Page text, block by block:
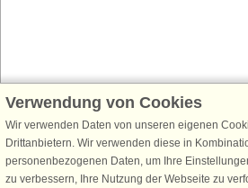
Schließen Sie sich 100.000 Ferienhaus-
Erhalten Sie einen Willkommensgutschein
Ferienhausurlaub - melden Sie sich einfach für
an. Verpassen Sie nie wieder exklusive
Urlaubstipps!
Verwendung von Cookies
Wir verwenden Daten von unseren eigenen
Drittanbietern. Wir verwenden diese in
personenbezogenen Daten, um Ihre
zu verbessern, Ihre Nutzung der Webseite zu